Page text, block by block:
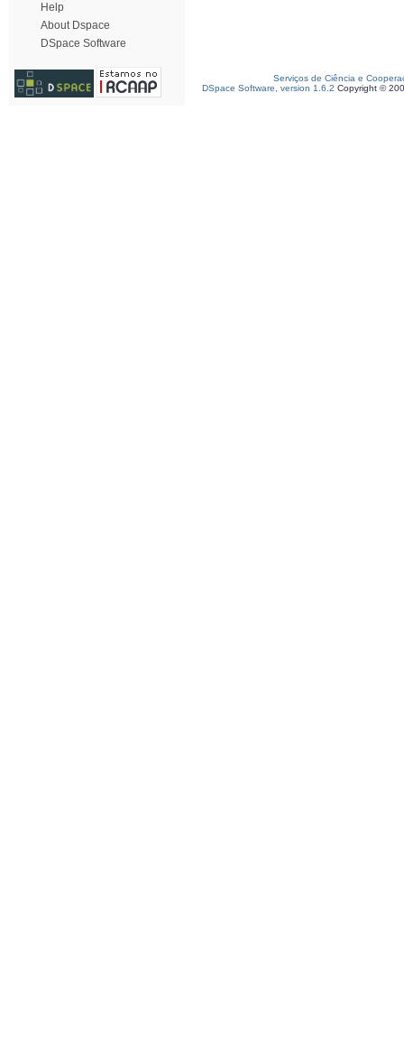
Help
About Dspace
DSpace Software
Serviços de Ciência e
DSpace Software, version 1.6.2 Copyright ©